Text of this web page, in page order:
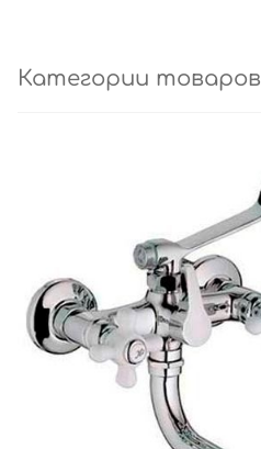
Категории товаров